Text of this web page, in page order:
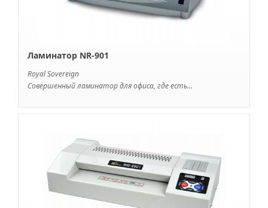
Ламинатор NR-901
Royal Sovereign
Совершенный ламинатор для офиса, где есть...